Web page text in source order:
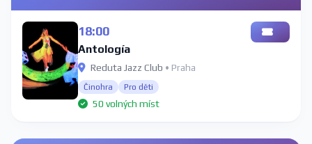
18:00
Antología
Reduta Jazz Club • Praha
Činohra Pro děti
50 volných míst